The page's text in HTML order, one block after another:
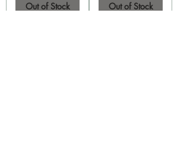
Out of Stock Out of Stock